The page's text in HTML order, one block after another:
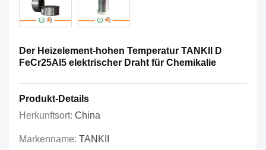
Der Heizelement-hohen Temperatur TANKII D
FeCr25Al5 elektrischer Draht für Chemikalie
Produkt-Details
Herkunftsort: China
Markenname: TANKII